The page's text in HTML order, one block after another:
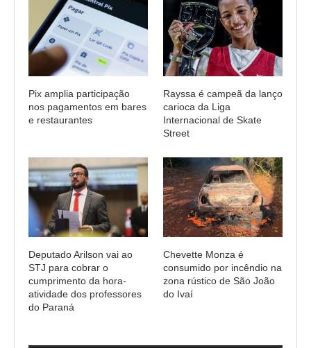
Pix amplia participação
nos pagamentos em bares
e restaurantes
Rayssa é campeã da lanço
carioca da Liga
Internacional de Skate
Street
Deputado Arilson vai ao
STJ para cobrar o
cumprimento da hora-
atividade dos professores
do Paraná
Chevette Monza é
consumido por incêndio na
zona rústico de São João
do Ivaí